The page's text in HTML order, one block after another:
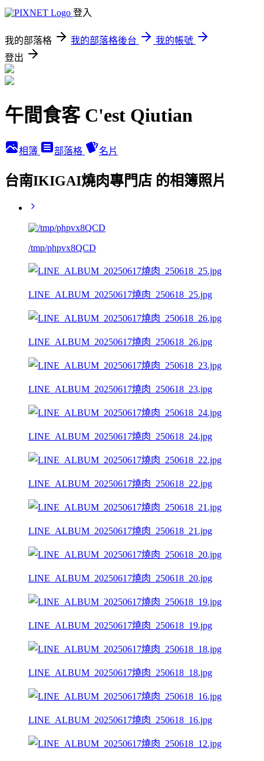
登入
我的部落格 我的部落格後台
我的帳號
登出
午間食客 C'est Qiutian
相簿 部落格 名片
台南IKIGAI燒肉專門店 的相簿照片
/tmp/phpvx8QCD
LINE_ALBUM_20250617燒肉_250618_25.jpg
LINE_ALBUM_20250617燒肉_250618_26.jpg
LINE_ALBUM_20250617燒肉_250618_23.jpg
LINE_ALBUM_20250617燒肉_250618_24.jpg
LINE_ALBUM_20250617燒肉_250618_22.jpg
LINE_ALBUM_20250617燒肉_250618_21.jpg
LINE_ALBUM_20250617燒肉_250618_20.jpg
LINE_ALBUM_20250617燒肉_250618_19.jpg
LINE_ALBUM_20250617燒肉_250618_18.jpg
LINE_ALBUM_20250617燒肉_250618_16.jpg